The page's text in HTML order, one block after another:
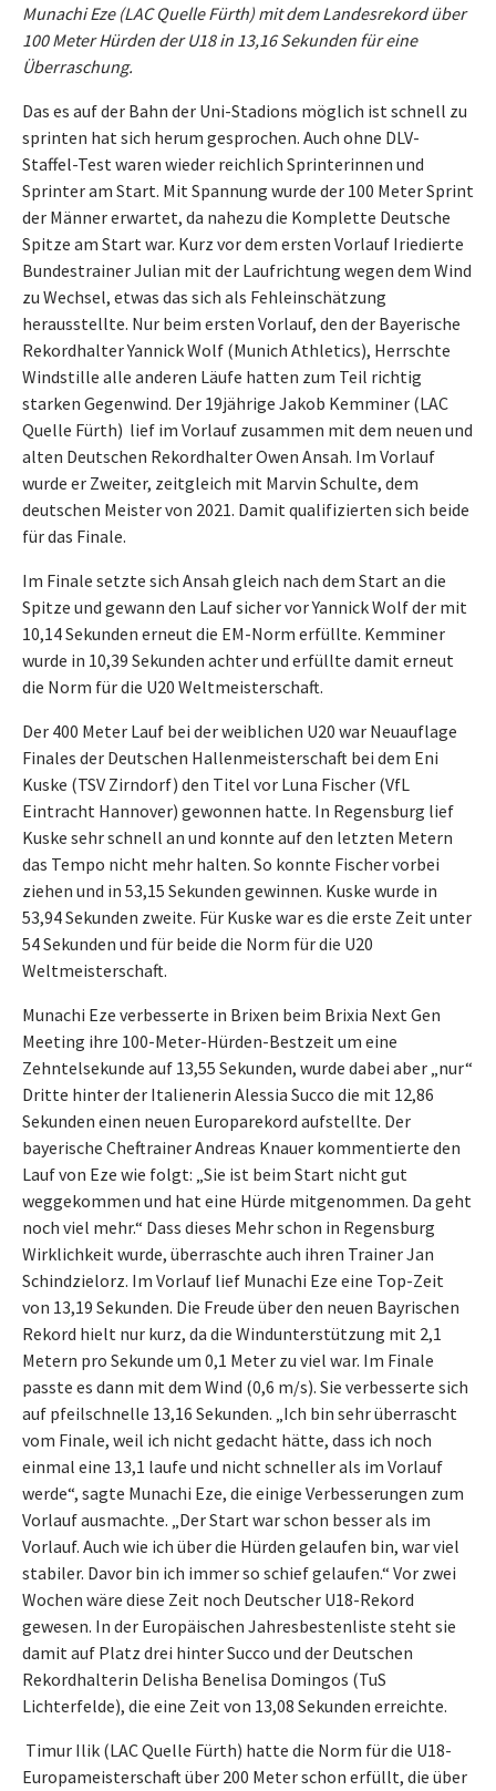
Munachi Eze (LAC Quelle Fürth) mit dem Landesrekord über
100 Meter Hürden der U18 in 13,16 Sekunden für eine
Überraschung.
Das es auf der Bahn der Uni-Stadions möglich ist schnell zu
sprinten hat sich herum gesprochen. Auch ohne DLV-
Staffel-Test waren wieder reichlich Sprinterinnen und
Sprinter am Start. Mit Spannung wurde der 100 Meter Sprint
der Männer erwartet, da nahezu die Komplette Deutsche
Spitze am Start war. Kurz vor dem ersten Vorlauf Iriedierte
Bundestrainer Julian mit der Laufrichtung wegen dem Wind
zu Wechsel, etwas das sich als Fehleinschätzung
herausstellte. Nur beim ersten Vorlauf, den der Bayerische
Rekordhalter Yannick Wolf (Munich Athletics), Herrschte
Windstille alle anderen Läufe hatten zum Teil richtig
starken Gegenwind. Der 19jährige Jakob Kemminer (LAC
Quelle Fürth) lief im Vorlauf zusammen mit dem neuen und
alten Deutschen Rekordhalter Owen Ansah. Im Vorlauf
wurde er Zweiter, zeitgleich mit Marvin Schulte, dem
deutschen Meister von 2021. Damit qualifizierten sich beide
für das Finale.
Im Finale setzte sich Ansah gleich nach dem Start an die
Spitze und gewann den Lauf sicher vor Yannick Wolf der mit
10,14 Sekunden erneut die EM-Norm erfüllte. Kemminer
wurde in 10,39 Sekunden achter und erfüllte damit erneut
die Norm für die U20 Weltmeisterschaft.
Der 400 Meter Lauf bei der weiblichen U20 war Neuauflage
Finales der Deutschen Hallenmeisterschaft bei dem Eni
Kuske (TSV Zirndorf) den Titel vor Luna Fischer (VfL
Eintracht Hannover) gewonnen hatte. In Regensburg lief
Kuske sehr schnell an und konnte auf den letzten Metern
das Tempo nicht mehr halten. So konnte Fischer vorbei
ziehen und in 53,15 Sekunden gewinnen. Kuske wurde in
53,94 Sekunden zweite. Für Kuske war es die erste Zeit unter
54 Sekunden und für beide die Norm für die U20
Weltmeisterschaft.
Munachi Eze verbesserte in Brixen beim Brixia Next Gen
Meeting ihre 100-Meter-Hürden-Bestzeit um eine
Zehntelsekunde auf 13,55 Sekunden, wurde dabei aber „nur“
Dritte hinter der Italienerin Alessia Succo die mit 12,86
Sekunden einen neuen Europarekord aufstellte. Der
bayerische Cheftrainer Andreas Knauer kommentierte den
Lauf von Eze wie folgt: „Sie ist beim Start nicht gut
weggekommen und hat eine Hürde mitgenommen. Da geht
noch viel mehr.“ Dass dieses Mehr schon in Regensburg
Wirklichkeit wurde, überraschte auch ihren Trainer Jan
Schindzielorz. Im Vorlauf lief Munachi Eze eine Top-Zeit
von 13,19 Sekunden. Die Freude über den neuen Bayrischen
Rekord hielt nur kurz, da die Windunterstützung mit 2,1
Metern pro Sekunde um 0,1 Meter zu viel war. Im Finale
passte es dann mit dem Wind (0,6 m/s). Sie verbesserte sich
auf pfeilschnelle 13,16 Sekunden. „Ich bin sehr überrascht
vom Finale, weil ich nicht gedacht hätte, dass ich noch
einmal eine 13,1 laufe und nicht schneller als im Vorlauf
werde“, sagte Munachi Eze, die einige Verbesserungen zum
Vorlauf ausmachte. „Der Start war schon besser als im
Vorlauf. Auch wie ich über die Hürden gelaufen bin, war viel
stabiler. Davor bin ich immer so schief gelaufen.“ Vor zwei
Wochen wäre diese Zeit noch Deutscher U18-Rekord
gewesen. In der Europäischen Jahresbestenliste steht sie
damit auf Platz drei hinter Succo und der Deutschen
Rekordhalterin Delisha Benelisa Domingos (TuS
Lichterfelde), die eine Zeit von 13,08 Sekunden erreichte.
Timur Ilik (LAC Quelle Fürth) hatte die Norm für die U18-
Europameisterschaft über 200 Meter schon erfüllt, die über